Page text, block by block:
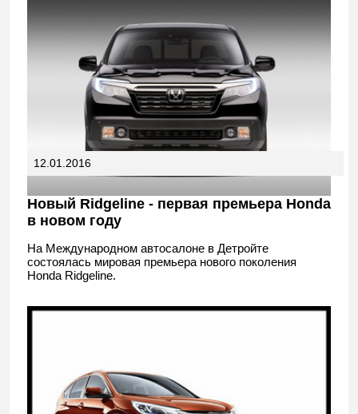
12.01.2016
Новый Ridgeline - первая премьера Honda
в новом году
На Международном автосалоне в Детройте
состоялась мировая премьера нового поколения
Honda Ridgeline.